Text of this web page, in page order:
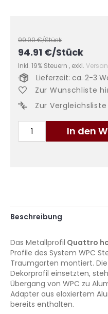
99.90€/Stück
94.91 €/Stück
Inkl. 19% Steuern , exkl.
In den
Lieferzeit: ca. 2-3
Zur Wunschliste
Zur
Beschreibung
Das Metallprofil Quattro
Profile des System WPC
Traumgarten montiert.
Dekorprofil einsetzten,
Übergang von WPC zu
Adapter aus eloxiertem
bereits enthalten.